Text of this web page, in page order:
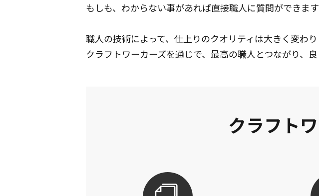
もしも、わからない事があれば直接職人に質問ができま
職人の技術によって、仕上りのクオリティは大きく変わり
クラフトワーカーズを通じで、最高の職人とつながり、
クラフト